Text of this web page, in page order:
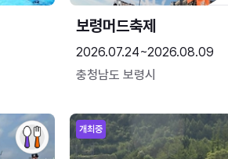
보령머드축제
2026.07.24~2026.08.09
충청남도 보령시
개최중